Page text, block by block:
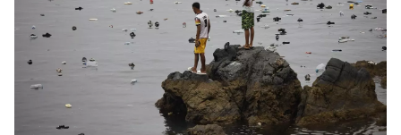
RECUPERAR SABERES
O Museo de Olería de Niñodaguia, berce do
cambio no rural